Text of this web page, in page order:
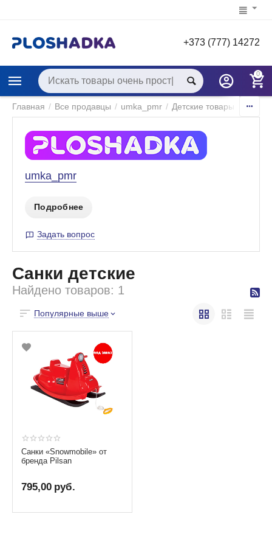
+373 (777) 14272
0
Главная / Все продавцы / umka_pmr / Детские товары
Санки детские
Найдено товаров: 1
Популярные выше
Санки «Snowmobile» от
бренда Pilsan
795,00 руб.
umka_pmr
Подробнее
Задать вопрос